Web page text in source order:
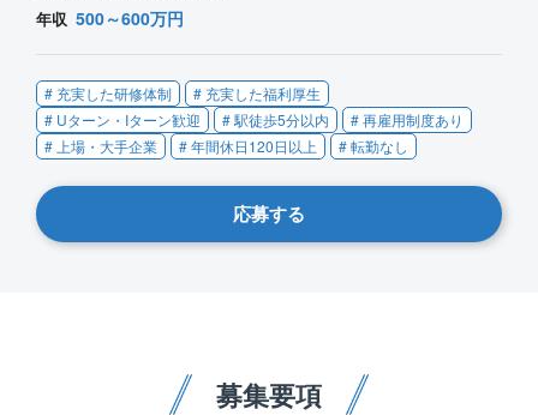
年収 500～600万円
# 充実した研修体制
# 充実した福利厚生
# Uターン・Iターン歓迎
# 駅徒歩5分以内
# 再雇用制度あり
# 上場・大手企業
# 年間休日120日以上 # 転勤なし
応募する
募集要項